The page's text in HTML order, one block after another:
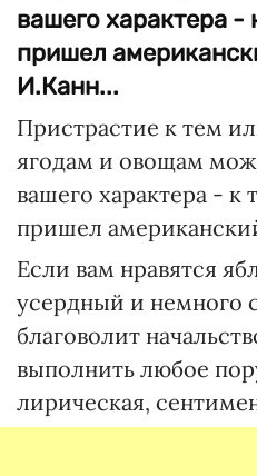
вашего характера -
пришел
И.Канн...
Пристрастие к тем
ягодам и овощам
вашего характера - к
пришел
Если вам нравятся
усердный и немного
благоволит
выполнить любое
лирическая,